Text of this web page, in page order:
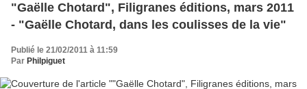
"Gaëlle Chotard", Filigranes éditions, mars 2011
- "Gaëlle Chotard, dans les coulisses de la vie"
Publié le 21/02/2011 à 11:59
Par Philpiguet